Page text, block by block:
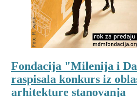
Fondacija "Milenija i
raspisala konkurs iz
arhitekture stanovanja